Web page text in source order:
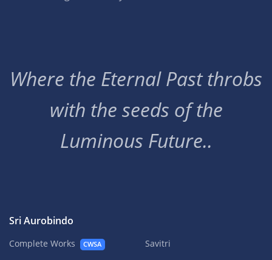
Where the Eternal Past throbs
with the seeds of the
Luminous Future..
Sri Aurobindo
Complete Works CWSA
Savitri